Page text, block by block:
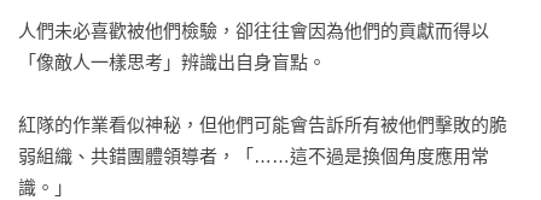
人們未必喜歡被他們檢驗，卻往往會因為他們的貢獻而得以
「像敵人一樣思考」辨識出自身盲點。
紅隊的作業看似神秘，但他們可能會告訴所有被他們擊敗的脆
弱組織、共錯團體領導者，「……這不過是換個角度應用常
識。」